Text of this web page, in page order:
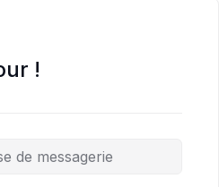
!